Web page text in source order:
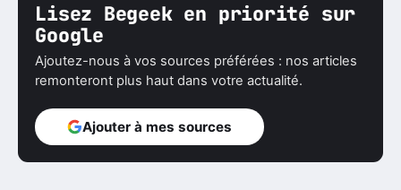
Lisez Begeek en priorité sur
Google
Ajoutez-nous à vos sources préférées : nos articles
remonteront plus haut dans votre actualité.
Ajouter à mes sources